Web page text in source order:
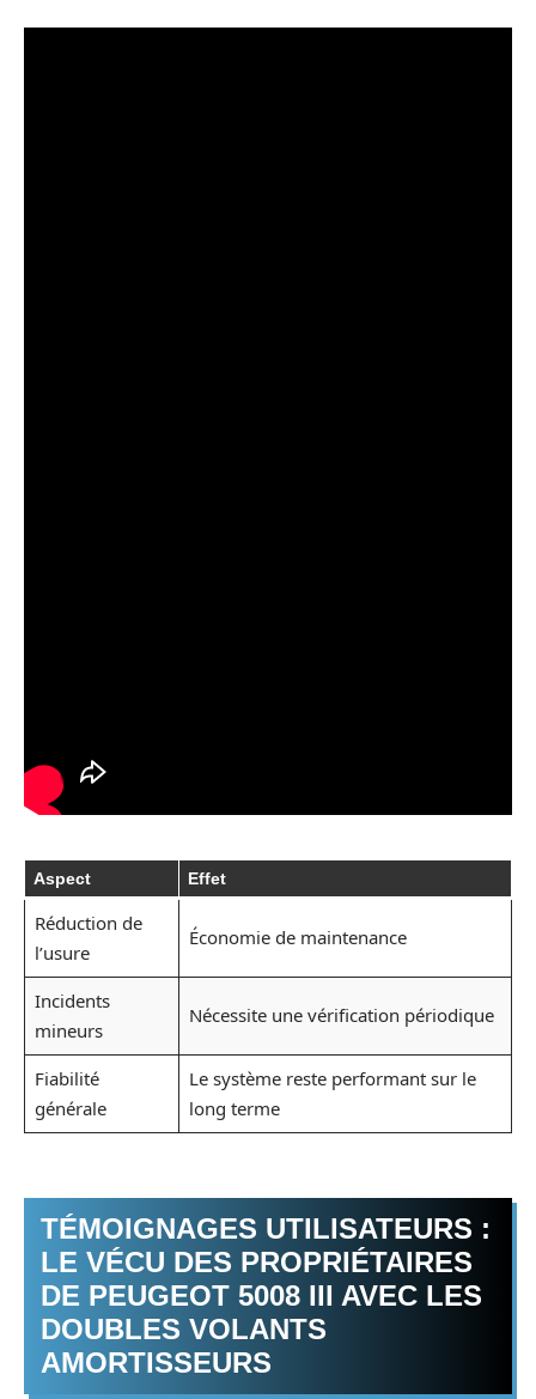
Aspect Effet
Réduction de
l’usure
Économie de maintenance
Incidents
mineurs
Nécessite une vérification périodique
Fiabilité
générale
Le système reste performant sur le
long terme
TÉMOIGNAGES UTILISATEURS :
LE VÉCU DES PROPRIÉTAIRES
DE PEUGEOT 5008 III AVEC LES
DOUBLES VOLANTS
AMORTISSEURS